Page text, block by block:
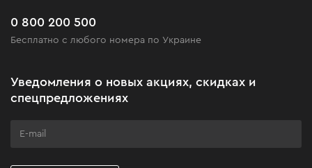
Черная пятница
Клуб мастерства
Часто задаваемые вопросы
0 800 200 500
Бесплатно с любого номера по Украине
Уведомления о новых акциях, скидках и
спецпредложениях